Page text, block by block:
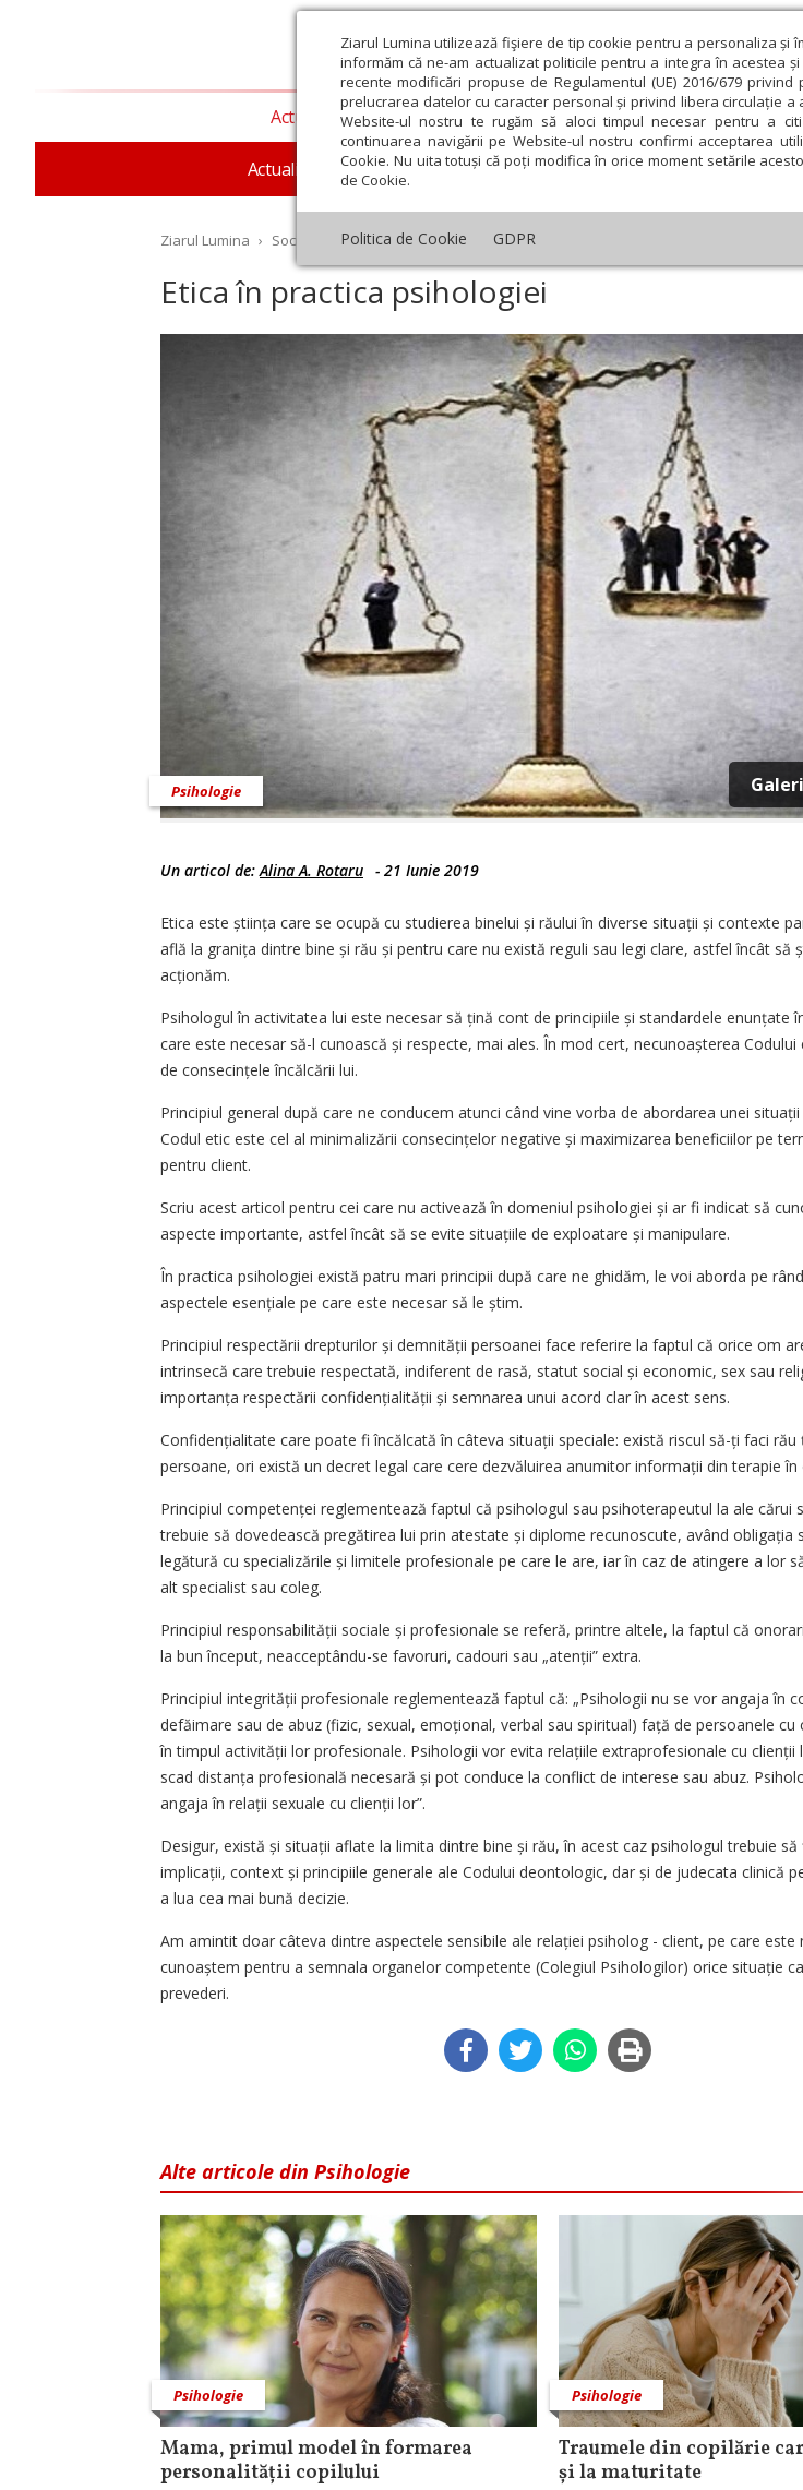
Ziarul Lumina utilizează fişiere de tip cookie pentru a personaliza și
informăm că ne-am actualizat politicile pentru a integra în acestea
recente modificări propuse de Regulamentul (UE) 2016/679
prelucrarea datelor cu caracter personal și privind libera circulație
Website-ul nostru te rugăm să aloci timpul necesar pentru a
continuarea navigării pe Website-ul nostru confirmi acceptarea
Cookie. Nu uita totuși că poți modifica în orice moment setările
de Cookie.
Politica de Cookie GDPR
Actualitate religioasă Teologie și spiritualitate Educaţie și
Actualitate socială Sănătate Analiză Reportaj
Ziarul Lumina › Societate › Psihologie › Etica în practica psihologiei
Etica în practica psihologiei
Psihologie
Un articol de: Alina A. Rotaru - 21 Iunie 2019
Etica este știința care se ocupă cu studierea binelui și răului în diverse situații și contexte
află la granița dintre bine și rău și pentru care nu există reguli sau legi clare, astfel încât să
acționăm.
Psihologul în activitatea lui este necesar să țină cont de principiile și standardele enunțate
care este necesar să-l cunoască și respecte, mai ales. În mod cert, necunoașterea
de consecințele încălcării lui.
Principiul general după care ne conducem atunci când vine vorba de abordarea unei
Codul etic este cel al minimalizării consecințelor negative și maximizarea beneficiilor pe
pentru client.
Scriu acest articol pentru cei care nu activează în domeniul psihologiei și ar fi indicat să
aspecte importante, astfel încât să se evite situațiile de exploatare și manipulare.
În practica psihologiei există patru mari principii după care ne ghidăm, le voi aborda pe
aspectele esențiale pe care este necesar să le știm.
Principiul respectării drepturilor și demnității persoanei face referire la faptul că orice om
intrinsecă care trebuie respectată, indiferent de rasă, statut social și economic, sex sau
importanța respectării confidențialității și semnarea unui acord clar în acest sens.
Confidențialitate care poate fi încălcată în câteva situații speciale: există riscul să-ți faci
persoane, ori există un decret legal care cere dezvăluirea anumitor informații din terapie în
Principiul competenței reglementează faptul că psihologul sau psihoterapeutul la ale cărui
trebuie să dovedească pregătirea lui prin atestate și diplome recunoscute, având obligația
legătură cu specializările și limitele profesionale pe care le are, iar în caz de atingere a lor
alt specialist sau coleg.
Principiul responsabilității sociale și profesionale se referă, printre altele, la faptul că
la bun început, neacceptându-se favoruri, cadouri sau „atenții” extra.
Principiul integrității profesionale reglementează faptul că: „Psihologii nu se vor angaja în
defăimare sau de abuz (fizic, sexual, emoțional, verbal sau spiritual) față de persoanele cu
în timpul activității lor profesionale. Psihologii vor evita relațiile extraprofesionale cu clienții
scad distanța profesională necesară și pot conduce la conflict de interese sau abuz.
angaja în relații sexuale cu clienții lor”.
Desigur, există și situații aflate la limita dintre bine și rău, în acest caz psihologul trebuie
implicații, context și principiile generale ale Codului deontologic, dar și de judecata clinică
a lua cea mai bună decizie.
Am amintit doar câteva dintre aspectele sensibile ale relației psiholog - client, pe care este
cunoaștem pentru a semnala organelor competente (Colegiul Psihologilor) orice situație
prevederi.
Alte articole din Psihologie
Psihologie
Mama, primul model în formarea
personalității copilului
Psihologie
Traumele din copilărie
și la maturitate
Decembrie Ianuarie Februarie Martie Aprilie